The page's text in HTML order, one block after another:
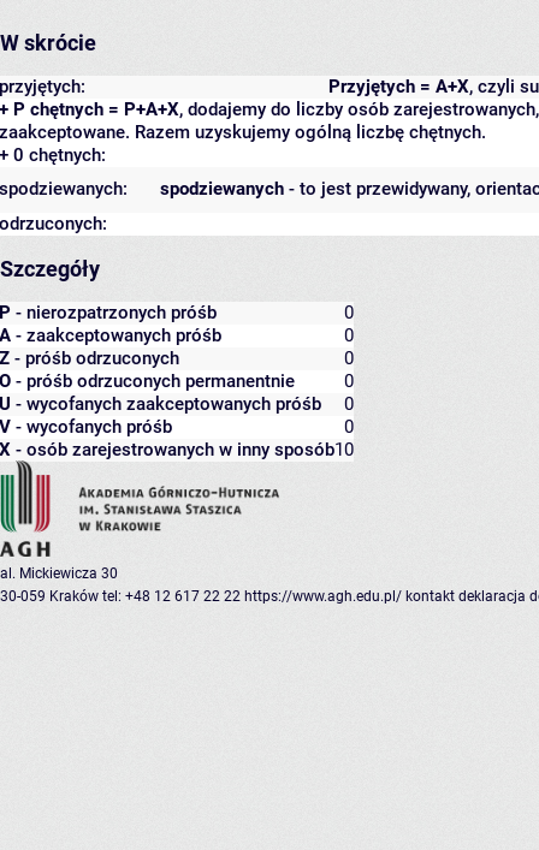
W skrócie
Przyjętych = A+X, czyli
przyjętych:
+ P chętnych = P+A+X, dodajemy do liczby osób
zaakceptowane. Razem uzyskujemy ogólną liczbę chętnych.
+ 0 chętnych:
spodziewanych - to jest przewidywany,
spodziewanych:
odrzuconych:
Szczegóły
P - nierozpatrzonych próśb
0
A - zaakceptowanych próśb
0
Z - próśb odrzuconych
0
O - próśb odrzuconych permanentnie
0
U - wycofanych zaakceptowanych próśb
0
V - wycofanych próśb
0
X - osób zarejestrowanych w inny sposób10
al. Mickiewicza 30
30-059 Kraków tel: +48 12 617 22 22 https://www.agh.edu.pl/ kontakt deklaracja